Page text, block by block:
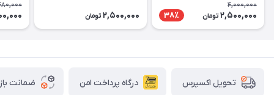
4,000,000
2,500,000 تومان 38٪ 2,500,000 تومان
تحویل اکسپرس درگاه پرداخت امن ضمانت